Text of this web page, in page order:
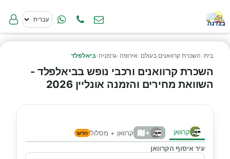
בית› השכרת קרוואנים בעולם › אירופה ›גרמניה ›ביאלפלד
השכרת קרוואנים ורכבי נופש בביאלפלד -
השוואת מחירים והזמנה אונליין 2026
קרוואן + קרוואן + מסלול חדש
עיר איסוף הקרוואן